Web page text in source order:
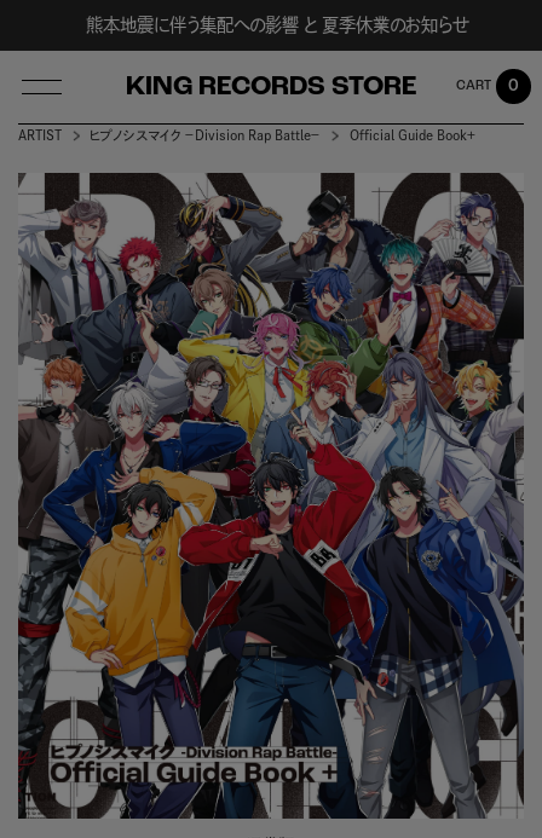
熊本地震に伴う集配への影響 と 夏季休業のお知らせ
KING RECORDS STORE
LOG IN
0
ARTIST ヒプノシスマイク －Division Rap Battle－ Official Guide Book＋